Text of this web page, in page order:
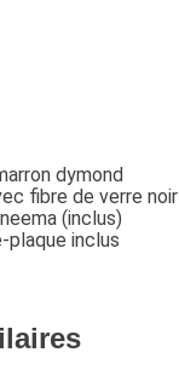
dymond
fibre de verre noir
(inclus)
inclus